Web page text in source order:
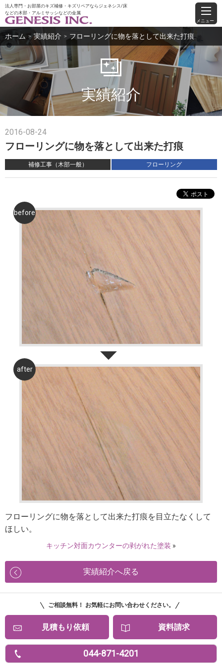
法人専門・お部屋のキズ補修・キズリペアならジェネシス/床
などの木部・アルミサッシなどの金属
メニュー
ホーム ＞ 実績紹介 ＞ フローリングに物を落として出来た打痕
実績紹介
2016-08-24
フローリングに物を落として出来た打痕
補修工事（木部一般） フローリング
フローリングに物を落として出来た打痕を目立たなくして
ほしい。
キッチン対面カウンターの剥がれた塗装 »
実績紹介へ戻る
ご相談無料！ お気軽にお問い合わせください。
見積もり依頼 資料請求
044-871-4201